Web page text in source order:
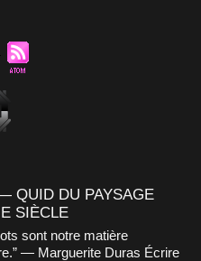
QUID DU PAYSAGE
SIÈCLE
sont notre matière
— Marguerite Duras Écrire